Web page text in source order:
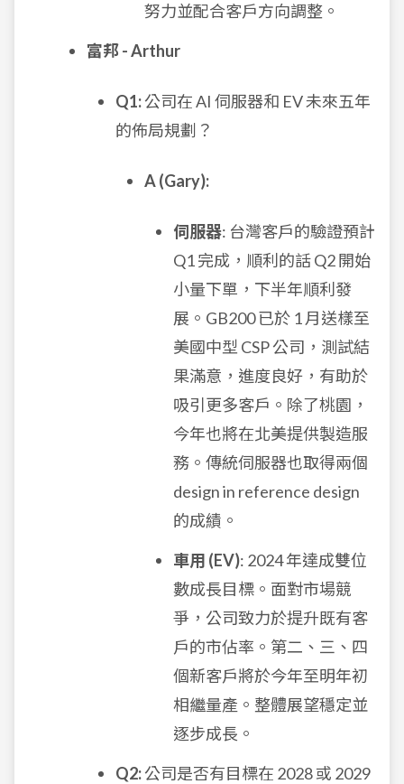
努力並配合客戶方向調整。
富邦 - Arthur
Q1:公司在 AI 伺服器和 EV 未來五年
的佈局規劃？
A (Gary):
伺服器: 台灣客戶的驗證預計
Q1 完成，順利的話 Q2 開始
小量下單，下半年順利發
展。GB200 已於 1 月送樣至
美國中型 CSP 公司，測試結
果滿意，進度良好，有助於
吸引更多客戶。除了桃園，
今年也將在北美提供製造服
務。傳統伺服器也取得兩個
design in reference design
的成績。
車用 (EV): 2024 年達成雙位
數成長目標。面對市場競
爭，公司致力於提升既有客
戶的市佔率。第二、三、四
個新客戶將於今年至明年初
相繼量產。整體展望穩定並
逐步成長。
Q2:公司是否有目標在 2028 或 2029